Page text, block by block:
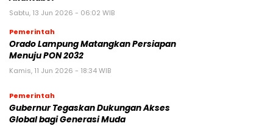
Sabtu, 13 Jun 2026 - 06:02 WIB
Pemerintah
Orado Lampung Matangkan Persiapan
Menuju PON 2032
Kamis, 11 Jun 2026 - 18:34 WIB
Pemerintah
Gubernur Tegaskan Dukungan Akses
Global bagi Generasi Muda